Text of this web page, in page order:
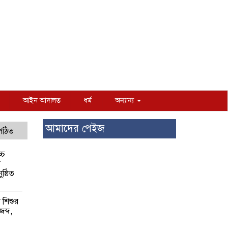
আইন আদালত ধর্ম অন্যান্য
শিশুর
আমাদের পেইজ